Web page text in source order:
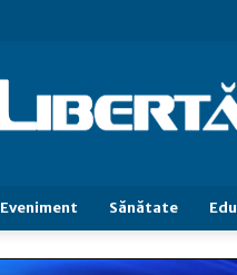
Eveniment Sănătate